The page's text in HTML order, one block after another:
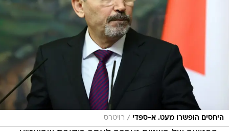
היחסים הופשרו מעט. א-ספדי / רויטרס